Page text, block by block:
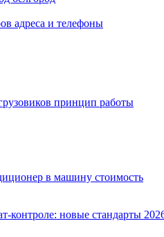
адреса и телефоны
принцип работы
в машину стоимость
контроле: новые стандарты